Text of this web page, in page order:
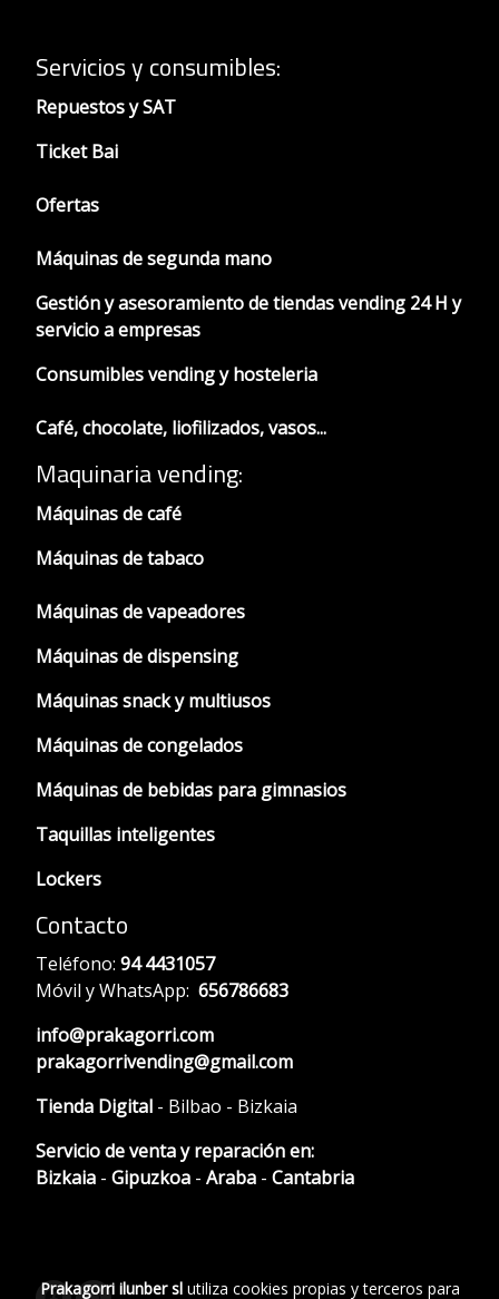
Servicios y consumibles:
Repuestos y SAT
Ticket Bai
Ofertas
Máquinas de segunda mano
Gestión y asesoramiento de tiendas vending 24 H y
servicio a empresas
Consumibles vending y hosteleria
Café, chocolate, liofilizados, vasos...
Maquinaria vending:
Máquinas de café
Máquinas de tabaco
Máquinas de vapeadores
Máquinas de dispensing
Máquinas snack y multiusos
Máquinas de congelados
Máquinas de bebidas para gimnasios
Taquillas inteligentes
Lockers
Contacto
Teléfono: 94 4431057
Móvil y WhatsApp: 656786683
info@prakagorri.com
prakagorrivending@gmail.com
Tienda Digital - Bilbao - Bizkaia
Servicio de venta y reparación en:
Bizkaia - Gipuzkoa - Araba - Cantabria
Prakagorri ilunber slutiliza cookies propias y terceros para